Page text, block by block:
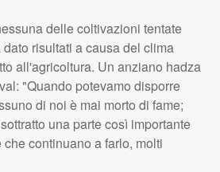
delle coltivazioni tentate
risultati a causa del clima
all'agricoltura. Un anziano hadza
"Quando potevamo disporre
di noi è mai morto di fame;
una parte così importante
continuano a farlo, molti